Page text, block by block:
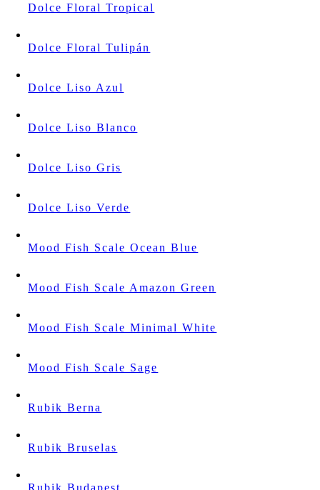
Dolce Floral Tropical
Dolce Floral Tulipán
Dolce Liso Azul
Dolce Liso Blanco
Dolce Liso Gris
Dolce Liso Verde
Mood Fish Scale Ocean Blue
Mood Fish Scale Amazon Green
Mood Fish Scale Minimal White
Mood Fish Scale Sage
Rubik Berna
Rubik Bruselas
Rubik Budapest